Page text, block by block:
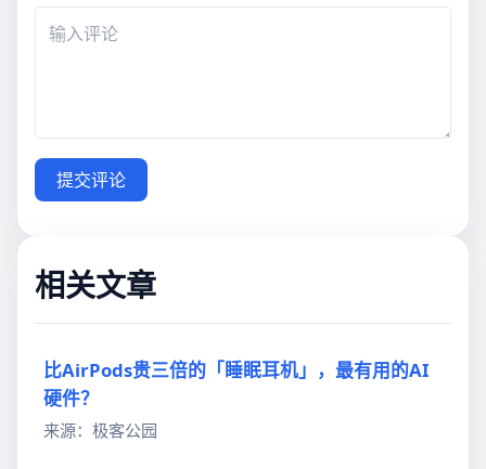
提交评论
相关文章
比AirPods贵三倍的「睡眠耳机」，最有用的AI
硬件？
来源：极客公园